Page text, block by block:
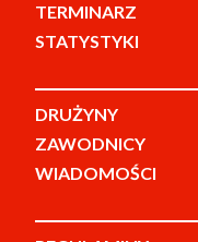
TERMINARZ
STATYSTYKI
DRUŻYNY
ZAWODNICY
WIADOMOŚCI